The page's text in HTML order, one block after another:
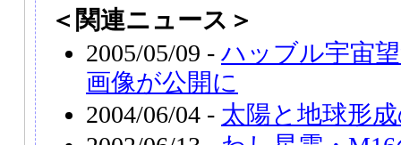
＜関連ニュース＞
2005/05/09 - ハッブル宇宙
画像が公開に
2004/06/04 - 太陽と地球形